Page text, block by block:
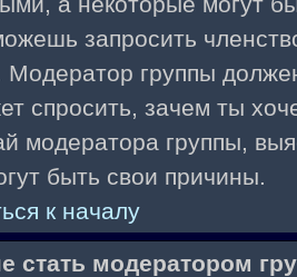
запросить
Модератор группы
спросить, зачем ты
модератора группы,
быть свои причины.
к началу
стать модератором